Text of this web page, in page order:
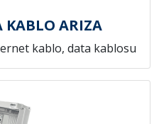
KABLO ARIZA
kablo, data kablosu